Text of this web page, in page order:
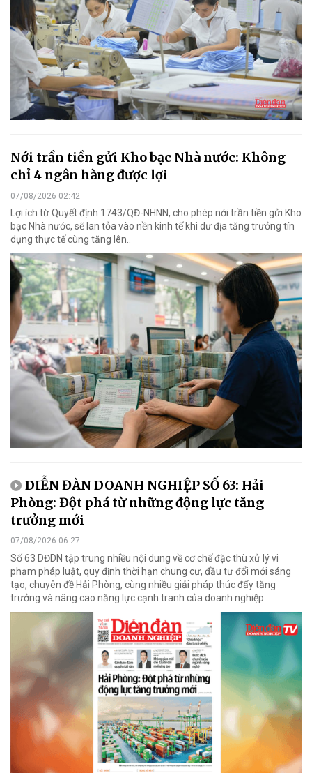
Nới trần tiền gửi Kho bạc Nhà nước: Không
chỉ 4 ngân hàng được lợi
07/08/2026 02:42
Lợi ích từ Quyết định 1743/QĐ-NHNN, cho phép nới trần tiền gửi Kho
bạc Nhà nước, sẽ lan tỏa vào nền kinh tế khi dư địa tăng trưởng tín
dụng thực tế cùng tăng lên..
DIỄN ĐÀN DOANH NGHIỆP SỐ 63: Hải
Phòng: Đột phá từ những động lực tăng
trưởng mới
07/08/2026 06:27
Số 63 DĐDN tập trung nhiều nội dung về cơ chế đặc thù xử lý vi
phạm pháp luật, quy định thời hạn chung cư, đầu tư đổi mới sáng
tạo, chuyên đề Hải Phòng, cùng nhiều giải pháp thúc đẩy tăng
trưởng và nâng cao năng lực cạnh tranh của doanh nghiệp.